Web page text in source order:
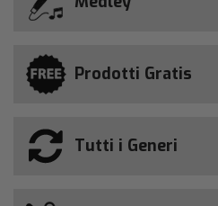
Prodotti Gratis
Tutti i Generi